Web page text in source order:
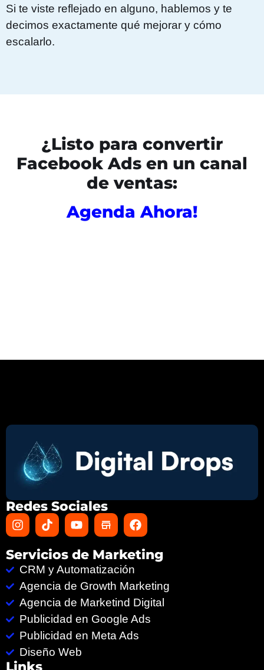
Si te viste reflejado en alguno, hablemos y te
decimos exactamente qué mejorar y cómo
escalarlo.
¿Listo para convertir
Facebook Ads en un canal
de ventas:
Agenda Ahora!
Redes Sociales
Servicios de Marketing
CRM y Automatización
Agencia de Growth Marketing
Agencia de Marketind Digital
Publicidad en Google Ads
Publicidad en Meta Ads
Diseño Web
Links